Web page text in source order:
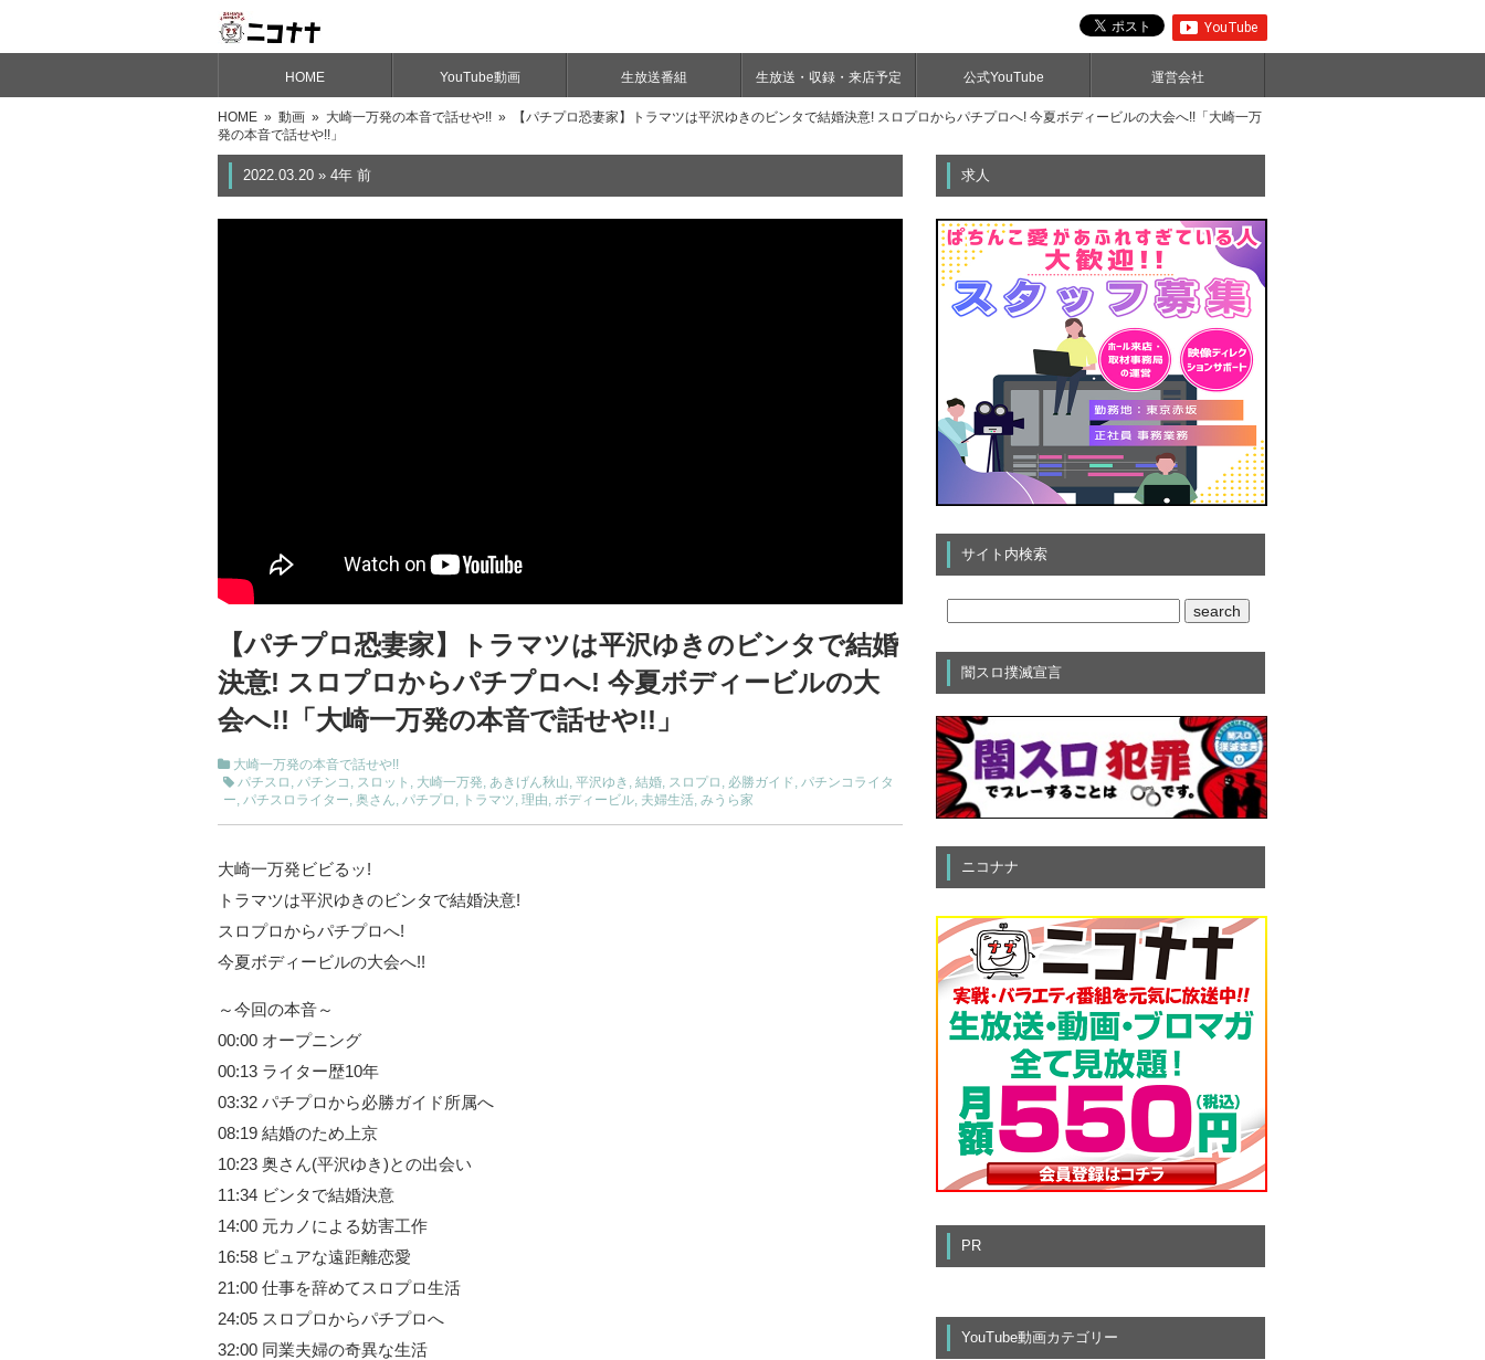
HOME YouTube動画 生放送番組 生放送・収録・来店予定 公式YouTube 運営会社
HOME » 動画 » 大崎一万発の本音で話せや!! » 【パチプロ恐妻家】トラマツは平沢ゆきのビンタで結婚決意! スロプロからパチプロへ! 今夏ボディービルの大会へ!!「大崎一万
発の本音で話せや!!」
2022.03.20 » 4年 前
【パチプロ恐妻家】トラマツは平沢ゆきのビンタで結婚
決意! スロプロからパチプロへ! 今夏ボディービルの大
会へ!!「大崎一万発の本音で話せや!!」
大崎一万発の本音で話せや!!
パチスロ
パチンコ スロット 大崎一万発 あきげん秋山 平沢ゆき 結婚 スロプロ 必勝ガイド パチンコライタ
ー パチスロライター 奥さん パチプロ トラマツ 理由 ボディービル 夫婦生活 みうら家
大崎一万発ビビるッ!
トラマツは平沢ゆきのビンタで結婚決意!
スロプロからパチプロへ!
今夏ボディービルの大会へ!!
～今回の本音～
00:00 オープニング
00:13 ライター歴10年
03:32 パチプロから必勝ガイド所属へ
08:19 結婚のため上京
10:23 奥さん(平沢ゆき)との出会い
11:34 ビンタで結婚決意
14:00 元カノによる妨害工作
16:58 ピュアな遠距離恋愛
21:00 仕事を辞めてスロプロ生活
24:05 スロプロからパチプロへ
32:00 同業夫婦の奇異な生活
求人
サイト内検索
闇スロ撲滅宣言
ニコナナ
PR
YouTube動画カテゴリー